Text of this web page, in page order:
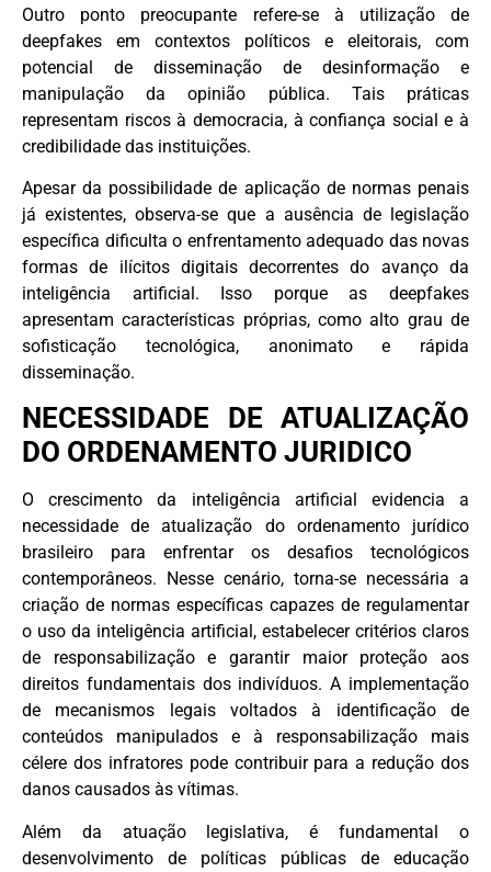
Outro ponto preocupante refere-se à utilização de
deepfakes em contextos políticos e eleitorais, com
potencial de disseminação de desinformação e
manipulação da opinião pública. Tais práticas
representam riscos à democracia, à confiança social e à
credibilidade das instituições.
Apesar da possibilidade de aplicação de normas penais
já existentes, observa-se que a ausência de legislação
específica dificulta o enfrentamento adequado das novas
formas de ilícitos digitais decorrentes do avanço da
inteligência artificial. Isso porque as deepfakes
apresentam características próprias, como alto grau de
sofisticação tecnológica, anonimato e rápida
disseminação.
NECESSIDADE DE ATUALIZAÇÃO
DO ORDENAMENTO JURIDICO
O crescimento da inteligência artificial evidencia a
necessidade de atualização do ordenamento jurídico
brasileiro para enfrentar os desafios tecnológicos
contemporâneos. Nesse cenário, torna-se necessária a
criação de normas específicas capazes de regulamentar
o uso da inteligência artificial, estabelecer critérios claros
de responsabilização e garantir maior proteção aos
direitos fundamentais dos indivíduos. A implementação
de mecanismos legais voltados à identificação de
conteúdos manipulados e à responsabilização mais
célere dos infratores pode contribuir para a redução dos
danos causados às vítimas.
Além da atuação legislativa, é fundamental o
desenvolvimento de políticas públicas de educação